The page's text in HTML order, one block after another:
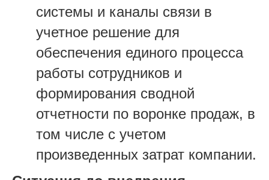
системы и каналы связи в
учетное решение для
обеспечения единого процесса
работы сотрудников и
формирования сводной
отчетности по воронке продаж, в
том числе с учетом
произведенных затрат компании.